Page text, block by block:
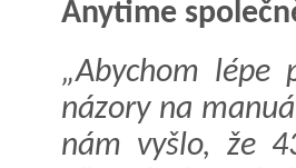
Anytime
„Abychom
názory na
nám vyšlo, že